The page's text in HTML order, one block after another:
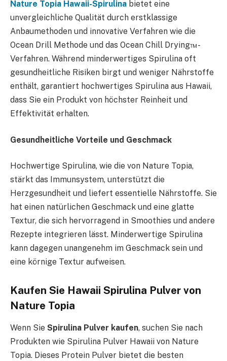
Nature Topia Hawaii-Spirulina bietet eine
unvergleichliche Qualität durch erstklassige
Anbaumethoden und innovative Verfahren wie die
Ocean Drill Methode und das Ocean Chill Drying™-
Verfahren. Während minderwertiges Spirulina oft
gesundheitliche Risiken birgt und weniger Nährstoffe
enthält, garantiert hochwertiges Spirulina aus Hawaii,
dass Sie ein Produkt von höchster Reinheit und
Effektivität erhalten.
Gesundheitliche Vorteile und Geschmack
Hochwertige Spirulina, wie die von Nature Topia,
stärkt das Immunsystem, unterstützt die
Herzgesundheit und liefert essentielle Nährstoffe. Sie
hat einen natürlichen Geschmack und eine glatte
Textur, die sich hervorragend in Smoothies und andere
Rezepte integrieren lässt. Minderwertige Spirulina
kann dagegen unangenehm im Geschmack sein und
eine körnige Textur aufweisen.
Kaufen Sie Hawaii Spirulina Pulver von
Nature Topia
Wenn Sie Spirulina Pulver kaufen, suchen Sie nach
Produkten wie Spirulina Pulver Hawaii von Nature
Topia. Dieses Protein Pulver bietet die besten